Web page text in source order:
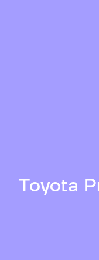
Toyota